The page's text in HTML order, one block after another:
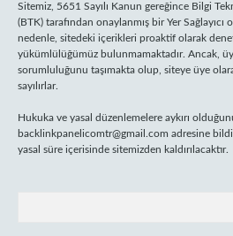
Sitemiz, 5651 Sayılı Kanun gereğince Bilgi
(BTK) tarafından onaylanmış bir Yer
nedenle, sitedeki içerikleri proaktif olarak
yükümlülüğümüz bulunmamaktadır. Ancak,
sorumluluğunu taşımakta olup, siteye üye
sayılırlar.
Hukuka ve yasal düzenlemelere aykırı
backlinkpanelicomtr@gmail.com adresine
yasal süre içerisinde sitemizden kaldırılacaktır.